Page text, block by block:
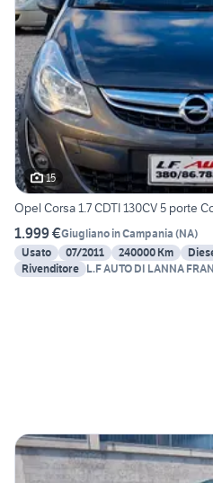
15
Opel Corsa 1.7 CDTI 130CV 5 porte
1.999 €Giugliano in Campania (NA)
Usato
07/2011 240000 Km
Rivenditore L.F AUTO DI LANNA